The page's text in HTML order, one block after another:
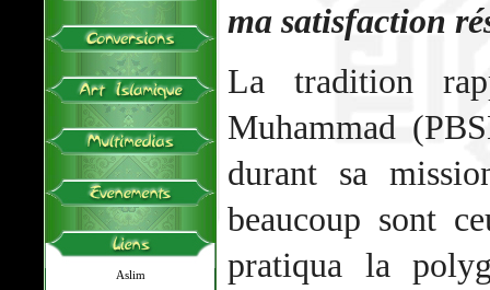
Aslim
ma satisfaction
La tradition
Muhammad
durant sa
beaucoup sont
pratiqua la